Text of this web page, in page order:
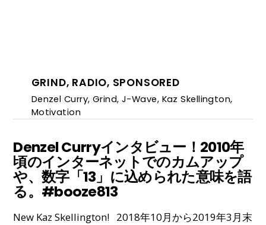
GRIND, RADIO, SPONSORED
Denzel Curry, Grind, J-Wave, Kaz Skellington,
Motivation
Denzel Curryインタビュー！2010年
頃のインターネットでのカムアップ
や、数字「13」に込められた意味を語
る。#booze813
New Kaz Skellington! 2018年10月から2019年3月末